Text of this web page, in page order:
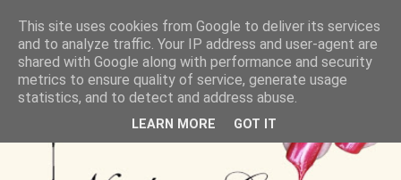
This site uses cookies from Google to deliver its services
and to analyze traffic. Your IP address and user-agent are
shared with Google along with performance and security
metrics to ensure quality of service, generate usage
statistics, and to detect and address abuse.
LEARN MORE GOT IT